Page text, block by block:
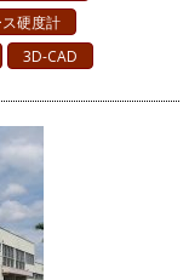
硬度計
3D-CAD